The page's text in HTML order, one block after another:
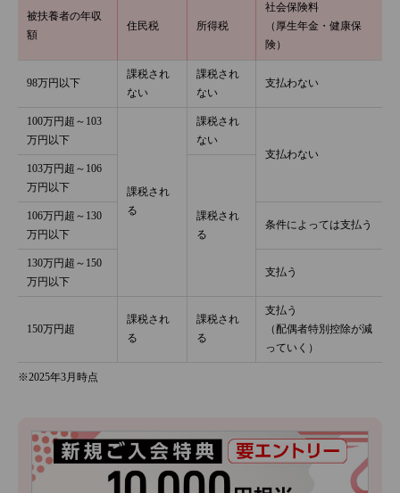
被扶養者の年収
額
住民税 所得税
社会保険料
（厚生年金・健康保
険）
98万円以下
課税され
ない
課税され
ない
支払わない
100万円超～103
万円以下
課税され
る
課税され
ない
支払わない
103万円超～106
万円以下
課税され
る
106万円超～130
万円以下
条件によっては支払う
130万円超～150
万円以下
支払う
150万円超
課税され
る
課税され
る
支払う
（配偶者特別控除が減
っていく）
※2025年3月時点